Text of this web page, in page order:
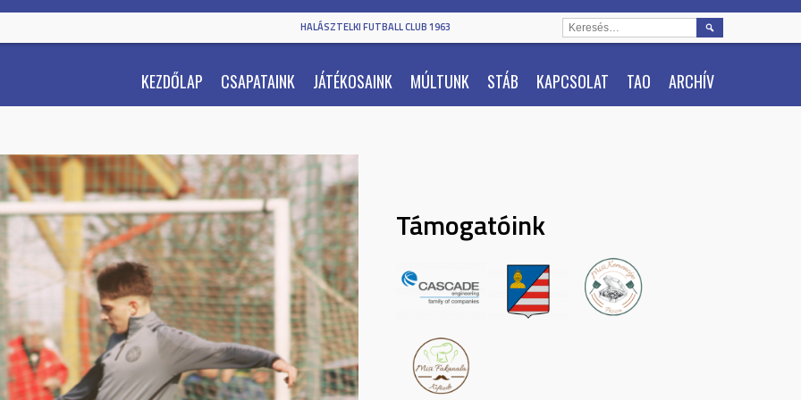
HALÁSZTELKI FUTBALL CLUB 1963
KEZDŐLAP CSAPATAINK JÁTÉKOSAINK MÚLTUNK STÁB KAPCSOLAT TAO ARCHÍV
KERESÉS:
Támogatóink